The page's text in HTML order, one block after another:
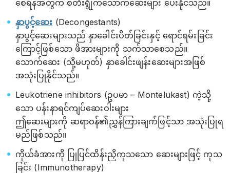
စေရန်အတွက် စတီးရွိုက်သောက်ဆေးများ ပေးနိုင်သည်။
နှာပွင့်ဆေး (Decongestants)
နှာပွင့်ဆေးများသည် နှာခေါင်းပိတ်ခြင်းနှင့် ရောင်ရမ်းခြင်း
ကြောင့်ဖြစ်သော ဖိအားများကို သက်သာစေသည်။
သောက်ဆေး (သို့မဟုတ်) နှာခေါင်းဖျန်းဆေးများအဖြစ်
အသုံးပြုနိုင်သည်။
Leukotriene inhibitors (ဥပမာ – Montelukast) ကဲ့သို့
သော ပန်းနာရင်ကျပ်ဆေးဝါးများ
ဤ​ဆေးများကို ဆရာဝန်၏ညွှန်ကြားချက်ဖြင့်သာ အသုံးပြုရ
မည်ဖြစ်သည်။
ကိုယ်ခံအားကို ပြုပြင်ထိန်းညှိကုသသော ဆေးများဖြင့် ကုသ
ခြင်း (Immunotherapy)